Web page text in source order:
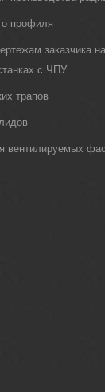
профиля
заказчика на
с ЧПУ
трапов
вентилируемых